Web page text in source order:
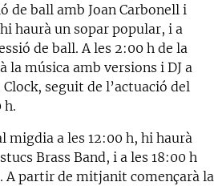
de ball amb Joan Carbonell i
haurà un sopar popular, i a
de ball. A les 2:00 h de la
la música amb versions i DJ a
seguit de l’actuació del
h.
migdia a les 12:00 h, hi haurà
Brass Band, i a les 18:00 h
A partir de mitjanit començarà la